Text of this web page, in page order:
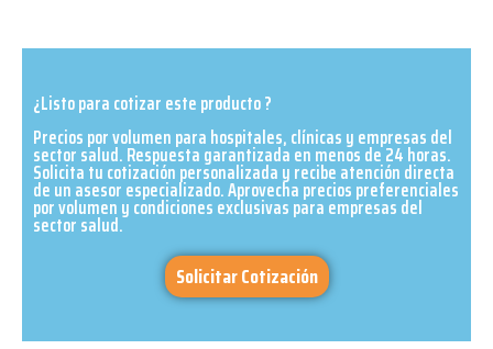
¿Listo para cotizar este producto ?
Precios por volumen para hospitales, clínicas y empresas del
sector salud. Respuesta garantizada en menos de 24 horas.
Solicita tu cotización personalizada y recibe atención directa
de un asesor especializado. Aprovecha precios preferenciales
por volumen y condiciones exclusivas para empresas del
sector salud.​
Solicitar Cotización